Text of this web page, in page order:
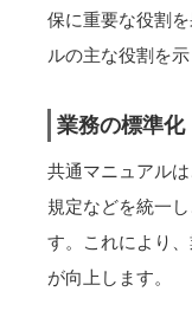
保に重要な役割
ルの主な役割を示
業務の標準化
共通マニュアル
規定などを統一
す。これにより
が向上します。